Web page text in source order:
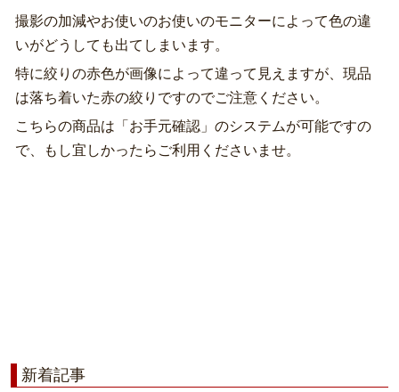
撮影の加減やお使いのお使いのモニターによって色の違
いがどうしても出てしまいます。
特に絞りの赤色が画像によって違って見えますが、現品
は落ち着いた赤の絞りですのでご注意ください。
こちらの商品は「お手元確認」のシステムが可能ですの
で、もし宜しかったらご利用くださいませ。
新着記事